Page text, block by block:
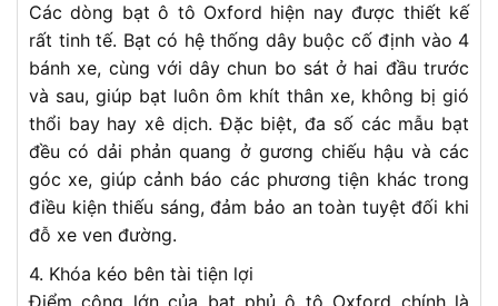
Các dòng bạt ô tô Oxford hiện nay được thiết kế
rất tinh tế. Bạt có hệ thống dây buộc cố định vào 4
bánh xe, cùng với dây chun bo sát ở hai đầu trước
và sau, giúp bạt luôn ôm khít thân xe, không bị gió
thổi bay hay xê dịch. Đặc biệt, đa số các mẫu bạt
đều có dải phản quang ở gương chiếu hậu và các
góc xe, giúp cảnh báo các phương tiện khác trong
điều kiện thiếu sáng, đảm bảo an toàn tuyệt đối khi
đỗ xe ven đường.
4. Khóa kéo bên tài tiện lợi